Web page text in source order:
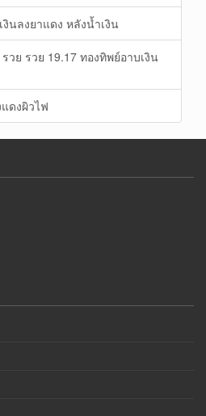
นลงยาแดง หลังน้ำเงิน
วย รวย 19.17 ทองทิพย์อาบเงิน
ดงผิวไฟ